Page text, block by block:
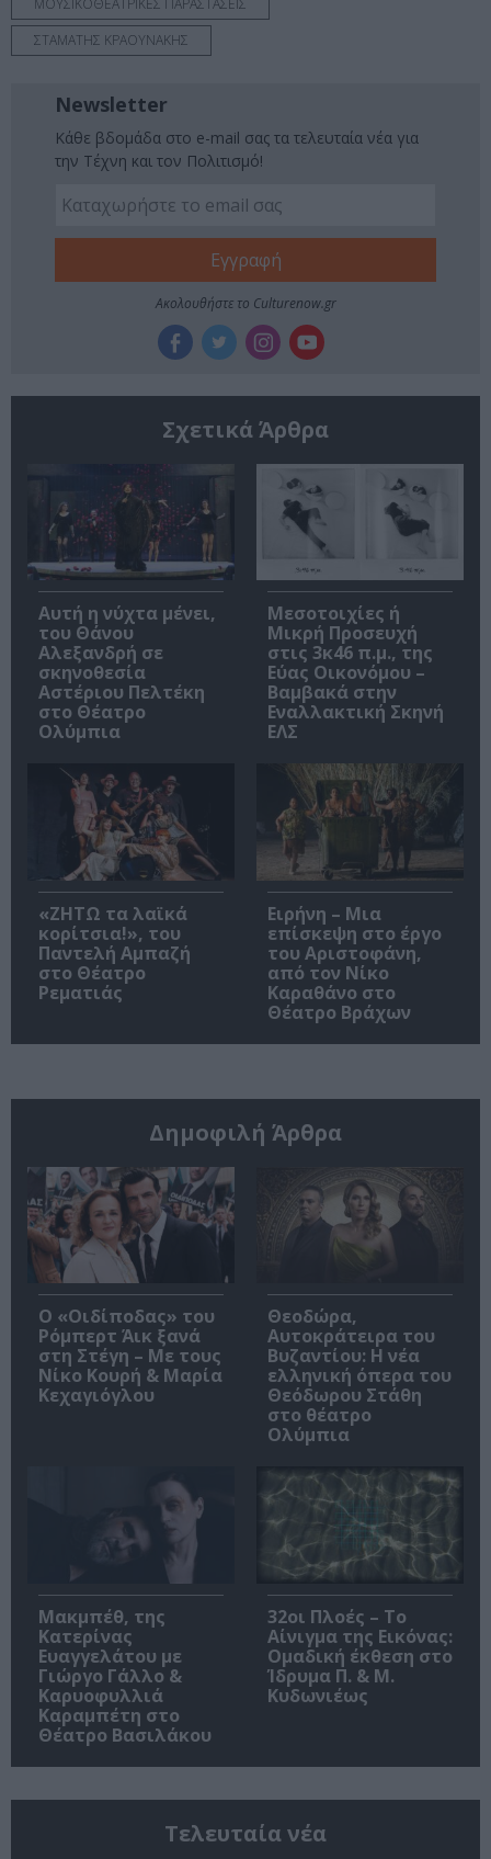
ΣΤΑΜΑΤΗΣ ΚΡΑΟΥΝΑΚΗΣ
Newsletter
Κάθε βδομάδα στο e-mail σας τα τελευταία νέα για
την Τέχνη και τον Πολιτισμό!
Ακολουθήστε το Culturenow.gr
Σχετικά Άρθρα
Αυτή η νύχτα μένει,
του Θάνου
Αλεξανδρή σε
σκηνοθεσία
Αστέριου Πελτέκη
στο Θέατρο
Ολύμπια
Μεσοτοιχίες ή
Μικρή Προσευχή
στις 3κ46 π.μ., της
Εύας Οικονόμου –
Βαμβακά στην
Εναλλακτική Σκηνή
ΕΛΣ
«ΖΗΤΩ τα λαϊκά
κορίτσια!», του
Παντελή Αμπαζή
στο Θέατρο
Ρεματιάς
Ειρήνη – Μια
επίσκεψη στο έργο
του Αριστοφάνη,
από τον Νίκο
Καραθάνο στο
Θέατρο Βράχων
Δημοφιλή Άρθρα
O «Οιδίποδας» του
Ρόμπερτ Άικ ξανά
στη Στέγη – Με τους
Νίκο Κουρή & Μαρία
Κεχαγιόγλου
Θεοδώρα,
Αυτοκράτειρα του
Βυζαντίου: Η νέα
ελληνική όπερα του
Θεόδωρου Στάθη
στο θέατρο
Ολύμπια
Μακμπέθ, της
Κατερίνας
Ευαγγελάτου με
Γιώργο Γάλλο &
Καρυοφυλλιά
Καραμπέτη στο
Θέατρο Βασιλάκου
32οι Πλοές – Το
Αίνιγμα της Εικόνας:
Ομαδική έκθεση στο
Ίδρυμα Π. & Μ.
Κυδωνιέως
Τελευταία νέα